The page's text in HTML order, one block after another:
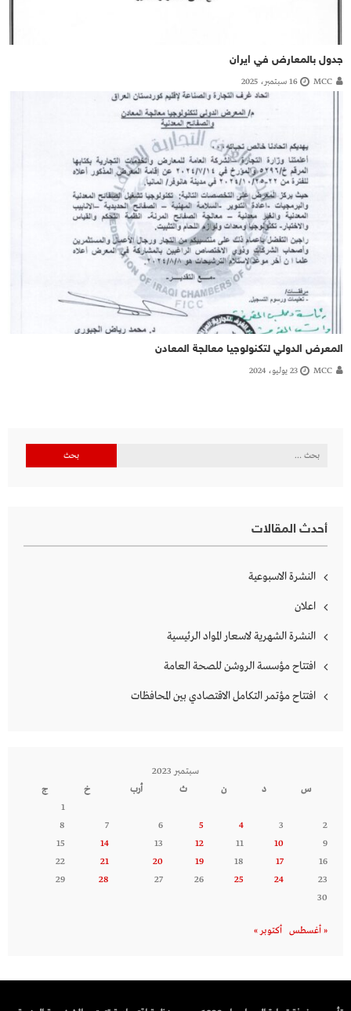
جدول بالمعارض في ايران
MCC 16 سبتمبر، 2025
المعرض الدولي لتكنولوجيا معالجة المعادن
MCC 23 يوليو، 2024
البحث
أحدث المقالات
النشرة الاسبوعية
اعلان
النشرة الشهرية لاسعار المواد الرئيسية
افتتاح مؤسسة الروشن للصحة العامة
افتتاح مؤتمر التكامل الاقتصادي بين المحافظات
سبتمبر 2023
س
د ن ث أرب خ
ج
1
2
3
4
5
6
7
8
9
10
11
12
13
14
15
16
17
18
19
20
21
22
23
24
25
26
27
28
29
30
« أغسطس أكتوبر »